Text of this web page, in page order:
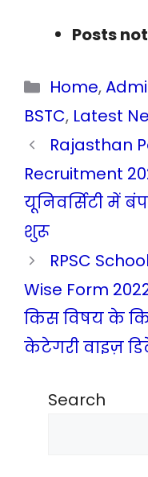
Posts
Categories
Home,
BSTC, Latest
Rajasthan
Recruitment
यूनिवर्सिटी में
शुरू
RPSC
Wise Form
किस विषय के
केटेगरी वाइज़
Search